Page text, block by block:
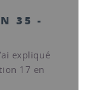
35 -
expliqué
17 en